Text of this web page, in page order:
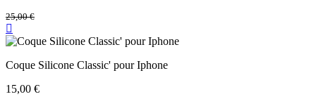
25,00€
Coque Silicone Classic' pour Iphone
15,00 €